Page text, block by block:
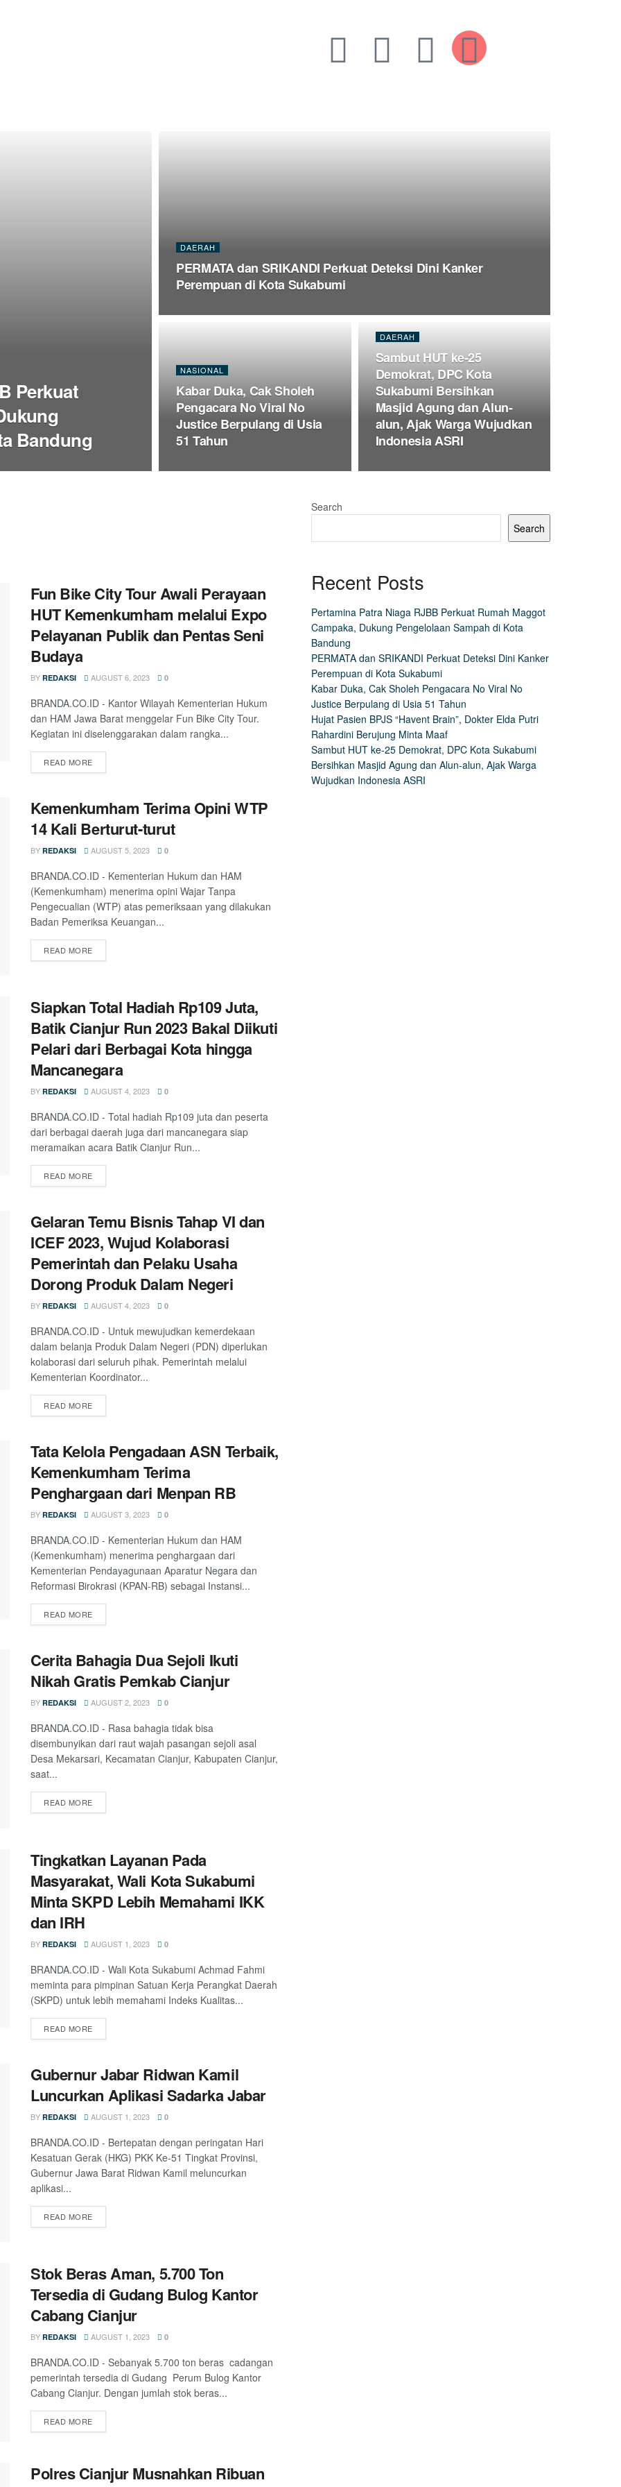
Perkuat
Bandung
DAERAH
PERMATA dan SRIKANDI Perkuat Deteksi Dini Kanker
Perempuan di Kota Sukabumi
NASIONAL
Kabar Duka, Cak Sholeh
Pengacara No Viral No
Justice Berpulang di Usia
51 Tahun
DAERAH
Sambut HUT ke-25
Demokrat, DPC Kota
Sukabumi Bersihkan
Masjid Agung dan Alun-
alun, Ajak Warga Wujudkan
Indonesia ASRI
Fun Bike City Tour Awali Perayaan
HUT Kemenkumham melalui Expo
Pelayanan Publik dan Pentas Seni
Budaya
BY REDAKSI AUGUST 6, 2023 0
BRANDA.CO.ID - Kantor Wilayah Kementerian Hukum
dan HAM Jawa Barat menggelar Fun Bike City Tour.
Kegiatan ini diselenggarakan dalam rangka...
READ MORE
Kemenkumham Terima Opini WTP
14 Kali Berturut-turut
BY REDAKSI AUGUST 5, 2023 0
BRANDA.CO.ID - Kementerian Hukum dan HAM
(Kemenkumham) menerima opini Wajar Tanpa
Pengecualian (WTP) atas pemeriksaan yang dilakukan
Badan Pemeriksa Keuangan...
READ MORE
Siapkan Total Hadiah Rp109 Juta,
Batik Cianjur Run 2023 Bakal Diikuti
Pelari dari Berbagai Kota hingga
Mancanegara
BY REDAKSI AUGUST 4, 2023 0
BRANDA.CO.ID - Total hadiah Rp109 juta dan peserta
dari berbagai daerah juga dari mancanegara siap
meramaikan acara Batik Cianjur Run...
READ MORE
Gelaran Temu Bisnis Tahap VI dan
ICEF 2023, Wujud Kolaborasi
Pemerintah dan Pelaku Usaha
Dorong Produk Dalam Negeri
BY REDAKSI AUGUST 4, 2023 0
BRANDA.CO.ID - Untuk mewujudkan kemerdekaan
dalam belanja Produk Dalam Negeri (PDN) diperlukan
kolaborasi dari seluruh pihak. Pemerintah melalui
Kementerian Koordinator...
READ MORE
Tata Kelola Pengadaan ASN Terbaik,
Kemenkumham Terima
Penghargaan dari Menpan RB
BY REDAKSI AUGUST 3, 2023 0
BRANDA.CO.ID - Kementerian Hukum dan HAM
(Kemenkumham) menerima penghargaan dari
Kementerian Pendayagunaan Aparatur Negara dan
Reformasi Birokrasi (KPAN-RB) sebagai Instansi...
READ MORE
Cerita Bahagia Dua Sejoli Ikuti
Nikah Gratis Pemkab Cianjur
BY REDAKSI AUGUST 2, 2023 0
BRANDA.CO.ID - Rasa bahagia tidak bisa
disembunyikan dari raut wajah pasangan sejoli asal
Desa Mekarsari, Kecamatan Cianjur, Kabupaten Cianjur,
saat...
READ MORE
Tingkatkan Layanan Pada
Masyarakat, Wali Kota Sukabumi
Minta SKPD Lebih Memahami IKK
dan IRH
BY REDAKSI AUGUST 1, 2023 0
BRANDA.CO.ID - Wali Kota Sukabumi Achmad Fahmi
meminta para pimpinan Satuan Kerja Perangkat Daerah
(SKPD) untuk lebih memahami Indeks Kualitas...
READ MORE
Gubernur Jabar Ridwan Kamil
Luncurkan Aplikasi Sadarka Jabar
BY REDAKSI AUGUST 1, 2023 0
BRANDA.CO.ID - Bertepatan dengan peringatan Hari
Kesatuan Gerak (HKG) PKK Ke-51 Tingkat Provinsi,
Gubernur Jawa Barat Ridwan Kamil meluncurkan
aplikasi...
READ MORE
Stok Beras Aman, 5.700 Ton
Tersedia di Gudang Bulog Kantor
Cabang Cianjur
BY REDAKSI AUGUST 1, 2023 0
BRANDA.CO.ID - Sebanyak 5.700 ton beras cadangan
pemerintah tersedia di Gudang Perum Bulog Kantor
Cabang Cianjur. Dengan jumlah stok beras...
READ MORE
Polres Cianjur Musnahkan Ribuan
Search
Search
Recent Posts
Pertamina Patra Niaga RJBB Perkuat Rumah Maggot
Campaka, Dukung Pengelolaan Sampah di Kota
Bandung
PERMATA dan SRIKANDI Perkuat Deteksi Dini Kanker
Perempuan di Kota Sukabumi
Kabar Duka, Cak Sholeh Pengacara No Viral No
Justice Berpulang di Usia 51 Tahun
Hujat Pasien BPJS “Havent Brain”, Dokter Elda Putri
Rahardini Berujung Minta Maaf
Sambut HUT ke-25 Demokrat, DPC Kota Sukabumi
Bersihkan Masjid Agung dan Alun-alun, Ajak Warga
Wujudkan Indonesia ASRI